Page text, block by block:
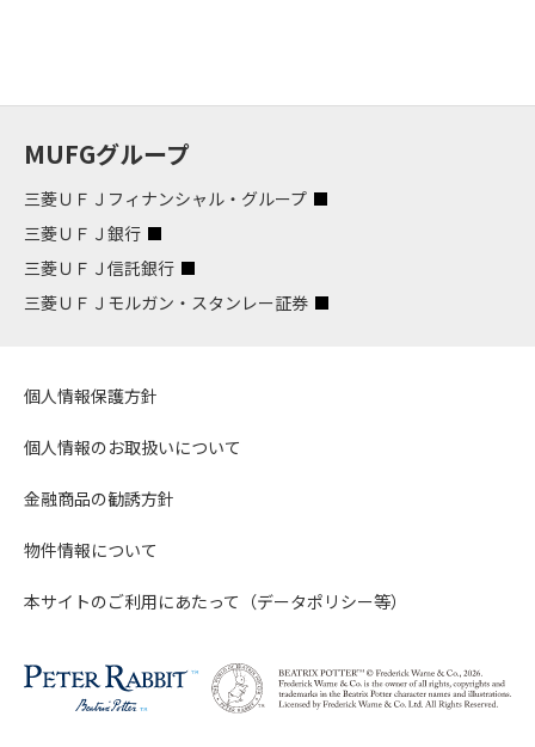
MUFGグループ
三菱ＵＦＪフィナンシャル・グループ
三菱ＵＦＪ銀行
三菱ＵＦＪ信託銀行
三菱ＵＦＪモルガン・スタンレー証券
個人情報保護方針
個人情報のお取扱いについて
金融商品の勧誘方針
物件情報について
本サイトのご利用にあたって（データポリシー等）